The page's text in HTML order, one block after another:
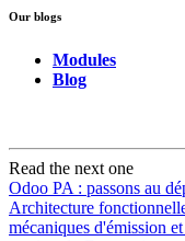
Our blogs
Modules
Blog
Read the next one
Odoo PA : passons au
Architecture
mécaniques d'émission